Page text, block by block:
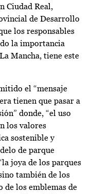
Ciudad Real,
de Desarrollo
los responsables
la importancia
Mancha, tiene este
el “mensaje
tienen que pasar a
donde, “el uso
los valores
sostenible y
de parque
joya de los parques
también de los
de los emblemas de